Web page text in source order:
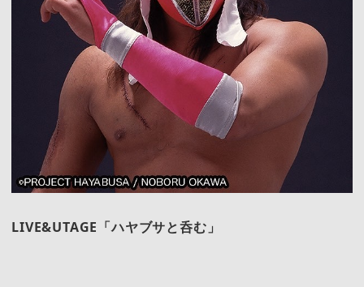
LIVE&UTAGE「ハヤブサと呑む」